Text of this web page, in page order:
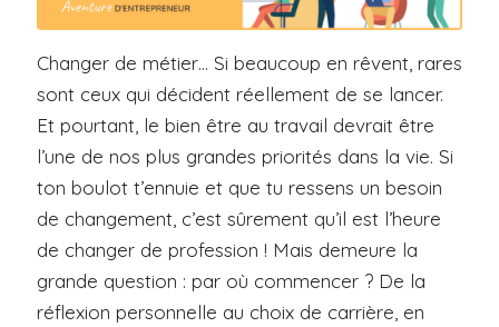
Changer de métier… Si beaucoup en rêvent, rares
sont ceux qui décident réellement de se lancer.
Et pourtant, le bien être au travail devrait être
l’une de nos plus grandes priorités dans la vie. Si
ton boulot t’ennuie et que tu ressens un besoin
de changement, c’est sûrement qu’il est l’heure
de changer de profession ! Mais demeure la
grande question : par où commencer ? De la
réflexion personnelle au choix de carrière, en